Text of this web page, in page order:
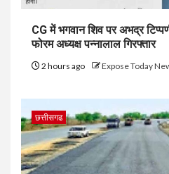
CG में भगवान शिव पर अभद्र
फोरम अध्यक्ष पन्नालाल गिरफ्तार
2 hours ago Expose Today
छत्तीसगढ